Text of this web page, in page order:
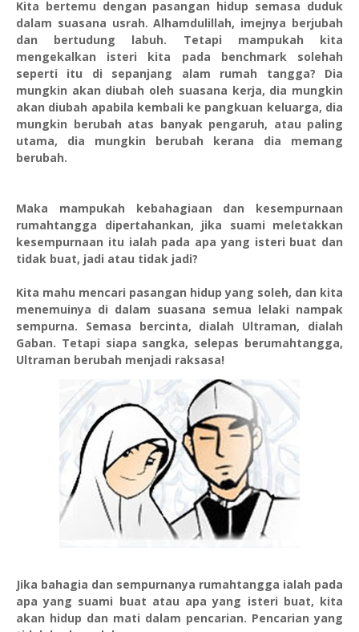
Kita bertemu dengan pasangan hidup semasa duduk
dalam suasana usrah. Alhamdulillah, imejnya berjubah
dan bertudung labuh. Tetapi mampukah kita
mengekalkan isteri kita pada benchmark solehah
seperti itu di sepanjang alam rumah tangga? Dia
mungkin akan diubah oleh suasana kerja, dia mungkin
akan diubah apabila kembali ke pangkuan keluarga, dia
mungkin berubah atas banyak pengaruh, atau paling
utama, dia mungkin berubah kerana dia memang
berubah.
Maka mampukah kebahagiaan dan kesempurnaan
rumahtangga dipertahankan, jika suami meletakkan
kesempurnaan itu ialah pada apa yang isteri buat dan
tidak buat, jadi atau tidak jadi?
Kita mahu mencari pasangan hidup yang soleh, dan kita
menemuinya di dalam suasana semua lelaki nampak
sempurna. Semasa bercinta, dialah Ultraman, dialah
Gaban. Tetapi siapa sangka, selepas berumahtangga,
Ultraman berubah menjadi raksasa!
Jika bahagia dan sempurnanya rumahtangga ialah pada
apa yang suami buat atau apa yang isteri buat, kita
akan hidup dan mati dalam pencarian. Pencarian yang